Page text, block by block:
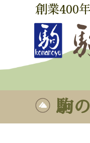
創業400
駒